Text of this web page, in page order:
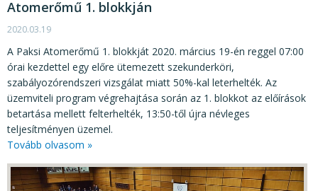
Atomerőmű 1. blokkján
2020.03.19
A Paksi Atomerőmű 1. blokkját 2020. március 19-én reggel 07:00
órai kezdettel egy előre ütemezett szekunderköri,
szabályozórendszeri vizsgálat miatt 50%-kal leterhelték. Az
üzemviteli program végrehajtása során az 1. blokkot az előírások
betartása mellett felterhelték, 13:50-től újra névleges
teljesítményen üzemel.
Tovább olvasom »